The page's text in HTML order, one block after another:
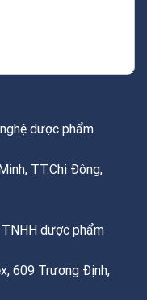
dược phẩm
TT.Chi Đông,
dược phẩm
609 Trương Định,